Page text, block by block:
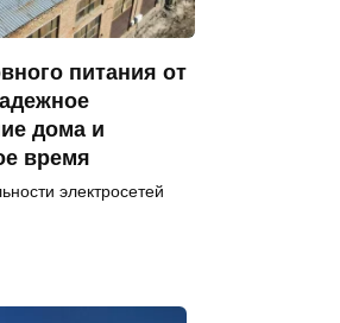
питания от
дома и
время
электросетей